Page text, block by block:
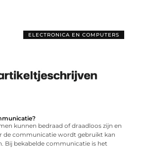
ELECTRONICA EN COMPUTERS
kunnen bedraad of draadloos zijn en
de communicatie wordt gebruikt kan
Bij bekabelde communicatie is het